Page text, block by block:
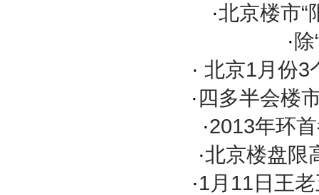
·北京楼市“
·除
· 北京1月份3
·四多半会楼
·2013年环
·北京楼盘限
·1月11日王